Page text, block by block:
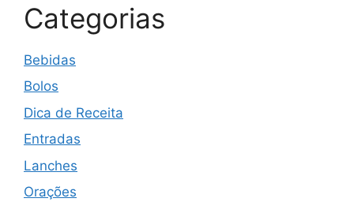
Categorias
Bebidas
Bolos
Dica de Receita
Entradas
Lanches
Orações